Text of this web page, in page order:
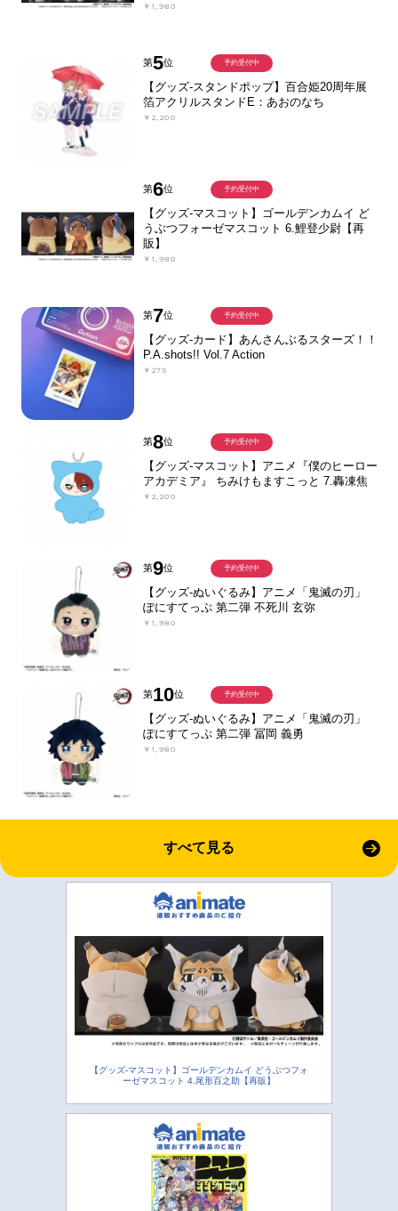
￥1,980
第5位
【グッズ-スタンドポップ】百合姫20周年展
箔アクリルスタンドE：あおのなち
￥2,200
予約受付中
第6位
【グッズ-マスコット】ゴールデンカムイ ど
うぶつフォーゼマスコット 6.鯉登少尉【再
販】
￥1,980
予約受付中
第7位
【グッズ-カード】あんさんぶるスターズ！！
P.A.shots!! Vol.7 Action
￥275
予約受付中
第8位
【グッズ-マスコット】アニメ『僕のヒーロー
アカデミア』 ちみけもますこっと 7.轟凍焦
￥2,200
予約受付中
第9位
【グッズ-ぬいぐるみ】アニメ「鬼滅の刃」
ぽにすてっぷ 第二弾 不死川 玄弥
￥1,980
予約受付中
第10位
【グッズ-ぬいぐるみ】アニメ「鬼滅の刃」
ぽにすてっぷ 第二弾 冨岡 義勇
￥1,980
予約受付中
すべて見る
【グッズ-マスコット】ゴールデンカムイ どうぶつフォ
ーゼマスコット 4.尾形百之助【再販】